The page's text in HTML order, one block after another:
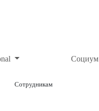
Социум
Сотрудникам